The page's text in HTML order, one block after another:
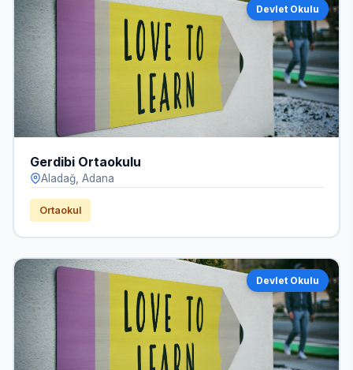
Devlet Okulu
Gerdibi Ortaokulu
Aladağ, Adana
Ortaokul
Devlet Okulu